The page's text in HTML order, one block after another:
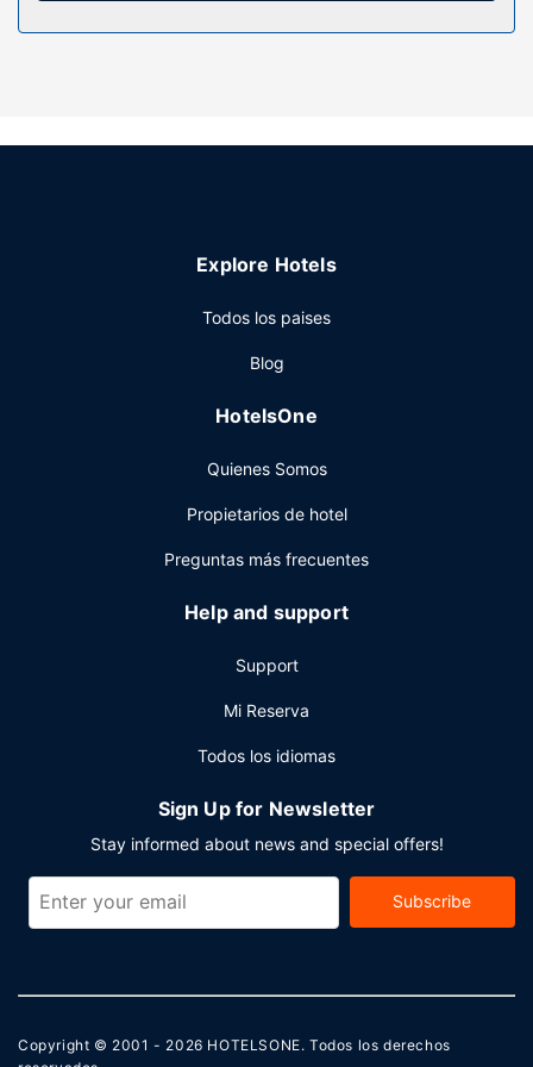
piscina al aire libre, una bañera de hidromasaje y gimnasio.
multilingüe y una lavandería a tu disposición.
Explore Hotels
Todos los paises
Blog
HotelsOne
Quienes Somos
Propietarios de hotel
Preguntas más frecuentes
Help and support
Support
Mi Reserva
Todos los idiomas
Sign Up for Newsletter
Stay informed about news and special offers!
Subscribe
Copyright © 2001 - 2026 HOTELSONE. Todos los derechos